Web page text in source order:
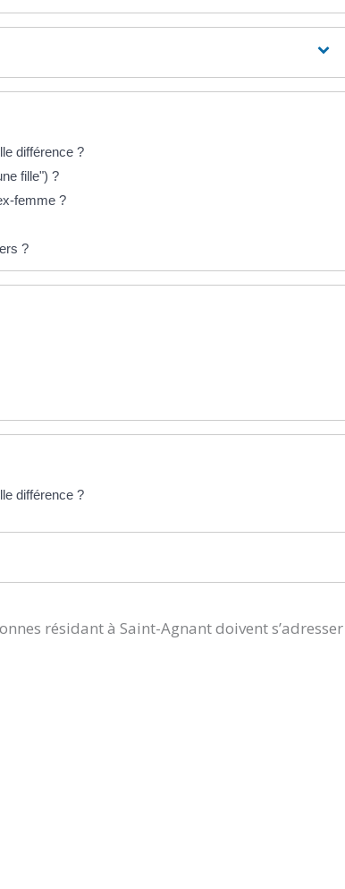
différence ?
fille") ?
femme ?
?
différence ?
résidant à Saint-Agnant doivent s’adresser